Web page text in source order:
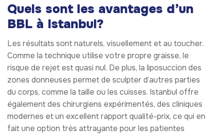
Quels sont les avantages d’un
BBL à Istanbul?
Les résultats sont naturels, visuellement et au toucher.
Comme la technique utilise votre propre graisse, le
risque de rejet est quasi nul. De plus, la liposuccion des
zones donneuses permet de sculpter d’autres parties
du corps, comme la taille ou les cuisses. Istanbul offre
également des chirurgiens expérimentés, des cliniques
modernes et un excellent rapport qualité-prix, ce qui en
fait une option très attrayante pour les patientes